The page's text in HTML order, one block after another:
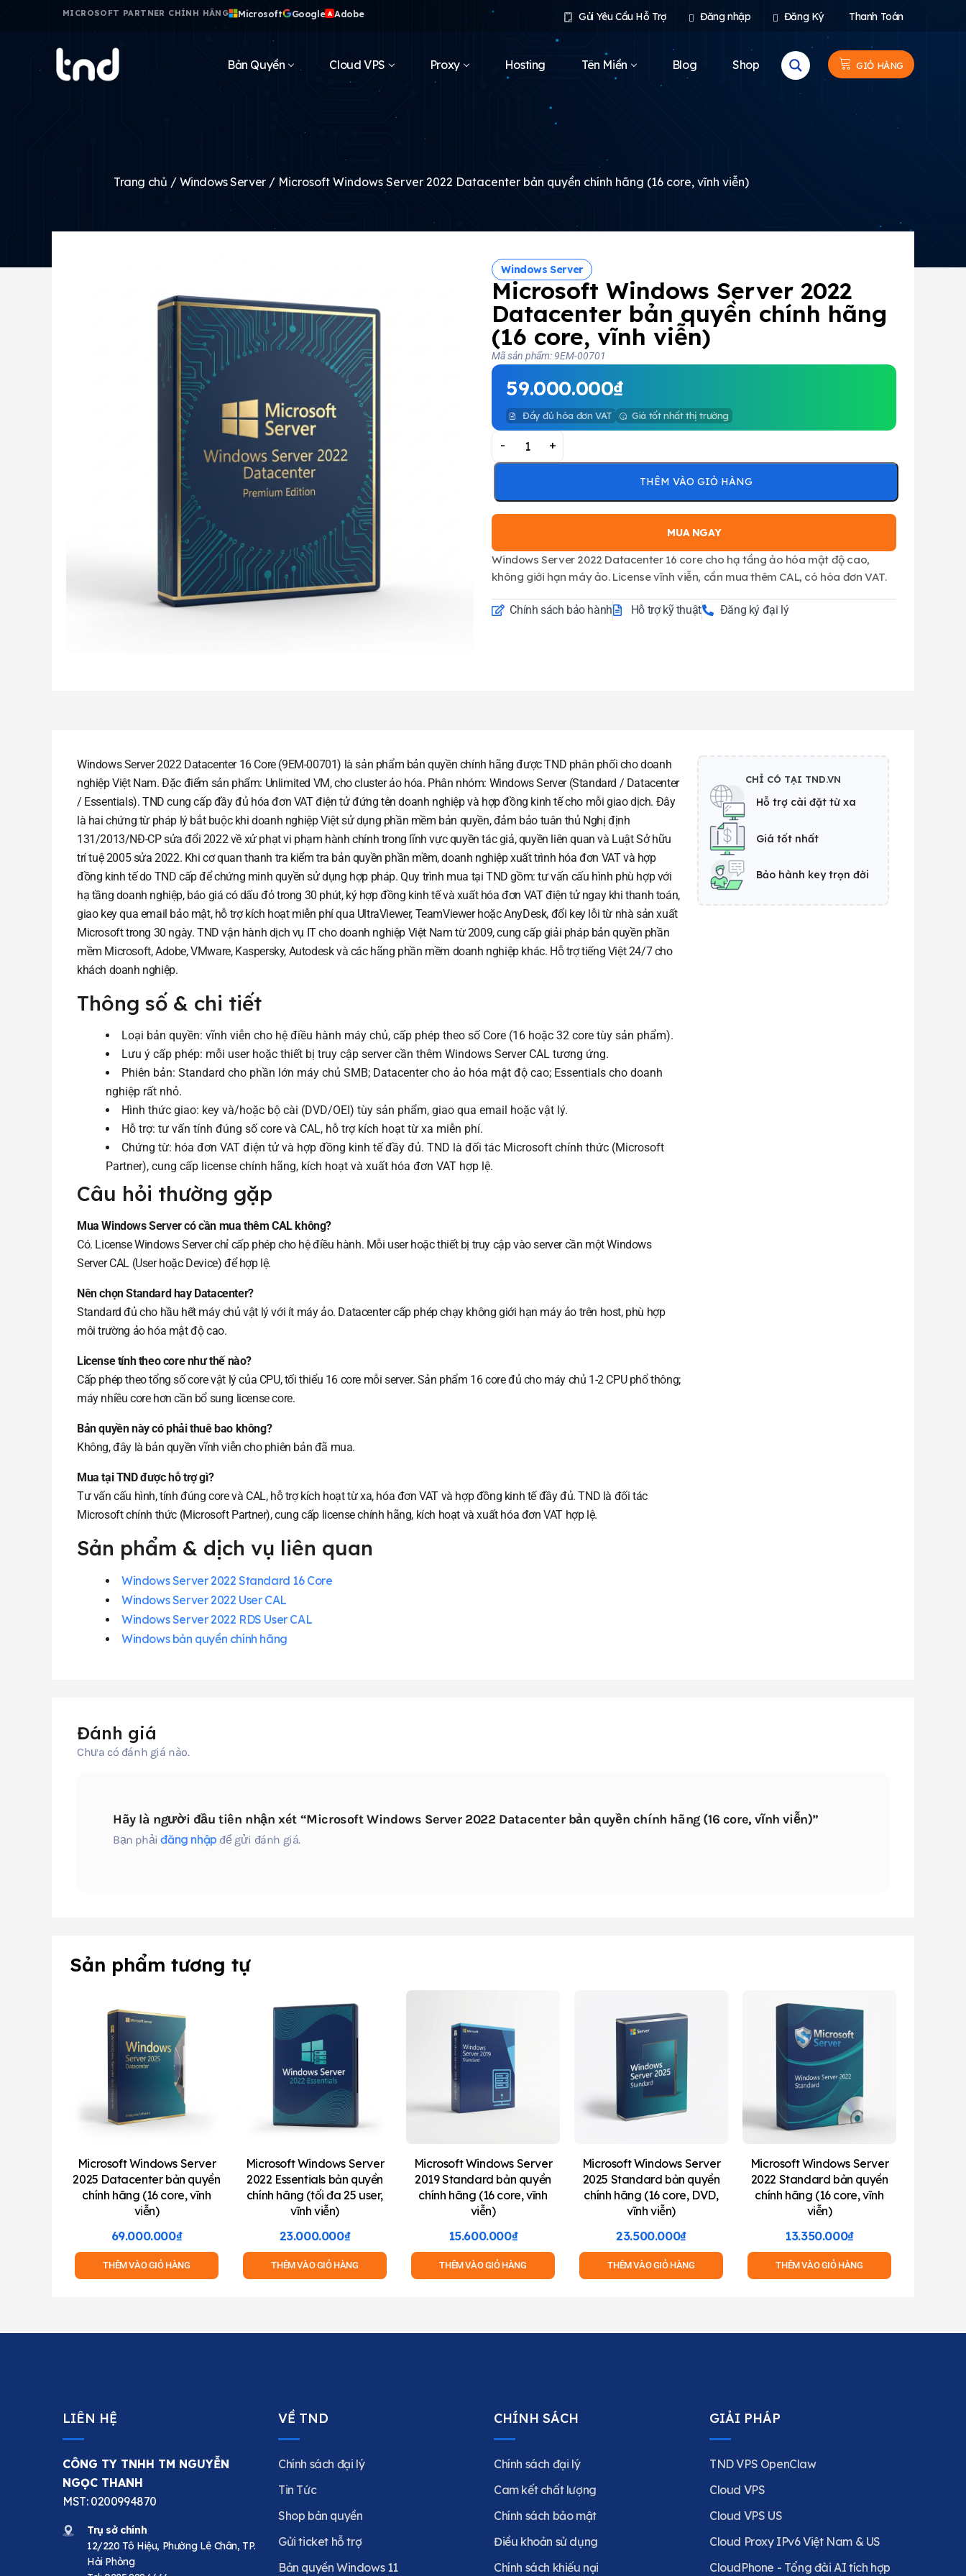
MICROSOFT PARTNER CHÍNH HÃNG Microsoft Google A Adobe Gửi Yêu Cầu Hỗ Trợ Đăng nhập Đăng Ký Thanh Toán
Bản Quyền Cloud VPS Proxy Hosting Tên Miền Blog Shop GIỎ HÀNG
Trang chủ/ Windows Server/ Microsoft Windows Server 2022 Datacenter bản quyền chính hãng (16 core, vĩnh viễn)
Windows Server
Microsoft Windows Server 2022
Datacenter bản quyền chính hãng
(16 core, vĩnh viễn)
Mã sản phẩm: 9EM-00701
59.000.000₫
Đầy đủ hóa đơn VAT Giá tốt nhất thị trường
- +
THÊM VÀO GIỎ HÀNG
MUA NGAY
Windows Server 2022 Datacenter 16 core cho hạ tầng ảo hóa mật độ cao,
không giới hạn máy ảo. License vĩnh viễn, cần mua thêm CAL, có hóa đơn VAT.
Chính sách bảo hành Hỗ trợ kỹ thuật Đăng ký đại lý
Windows Server 2022 Datacenter 16 Core (9EM-00701) là sản phẩm bản quyền chính hãng được TND phân phối cho doanh
nghiệp Việt Nam. Đặc điểm sản phẩm: Unlimited VM, cho cluster ảo hóa. Phân nhóm: Windows Server (Standard / Datacenter
/ Essentials). TND cung cấp đầy đủ hóa đơn VAT điện tử đứng tên doanh nghiệp và hợp đồng kinh tế cho mỗi giao dịch. Đây
là hai chứng từ pháp lý bắt buộc khi doanh nghiệp Việt sử dụng phần mềm bản quyền, đảm bảo tuân thủ Nghị định
131/2013/NĐ-CP sửa đổi 2022 về xử phạt vi phạm hành chính trong lĩnh vực quyền tác giả, quyền liên quan và Luật Sở hữu
trí tuệ 2005 sửa 2022. Khi cơ quan thanh tra kiểm tra bản quyền phần mềm, doanh nghiệp xuất trình hóa đơn VAT và hợp
đồng kinh tế do TND cấp để chứng minh quyền sử dụng hợp pháp. Quy trình mua tại TND gồm: tư vấn cấu hình phù hợp với
hạ tầng doanh nghiệp, báo giá có dấu đỏ trong 30 phút, ký hợp đồng kinh tế và xuất hóa đơn VAT điện tử ngay khi thanh toán,
giao key qua email bảo mật, hỗ trợ kích hoạt miễn phí qua UltraViewer, TeamViewer hoặc AnyDesk, đổi key lỗi từ nhà sản xuất
Microsoft trong 30 ngày. TND vận hành dịch vụ IT cho doanh nghiệp Việt Nam từ 2009, cung cấp giải pháp bản quyền phần
mềm Microsoft, Adobe, VMware, Kaspersky, Autodesk và các hãng phần mềm doanh nghiệp khác. Hỗ trợ tiếng Việt 24/7 cho
khách doanh nghiệp.
Thông số & chi tiết
Loại bản quyền: vĩnh viễn cho hệ điều hành máy chủ, cấp phép theo số Core (16 hoặc 32 core tùy sản phẩm).
Lưu ý cấp phép: mỗi user hoặc thiết bị truy cập server cần thêm Windows Server CAL tương ứng.
Phiên bản: Standard cho phần lớn máy chủ SMB; Datacenter cho ảo hóa mật độ cao; Essentials cho doanh
nghiệp rất nhỏ.
Hình thức giao: key và/hoặc bộ cài (DVD/OEI) tùy sản phẩm, giao qua email hoặc vật lý.
Hỗ trợ: tư vấn tính đúng số core và CAL, hỗ trợ kích hoạt từ xa miễn phí.
Chứng từ: hóa đơn VAT điện tử và hợp đồng kinh tế đầy đủ. TND là đối tác Microsoft chính thức (Microsoft
Partner), cung cấp license chính hãng, kích hoạt và xuất hóa đơn VAT hợp lệ.
Câu hỏi thường gặp
Mua Windows Server có cần mua thêm CAL không?
Có. License Windows Server chỉ cấp phép cho hệ điều hành. Mỗi user hoặc thiết bị truy cập vào server cần một Windows
Server CAL (User hoặc Device) để hợp lệ.
Nên chọn Standard hay Datacenter?
Standard đủ cho hầu hết máy chủ vật lý với ít máy ảo. Datacenter cấp phép chạy không giới hạn máy ảo trên host, phù hợp
môi trường ảo hóa mật độ cao.
License tính theo core như thế nào?
Cấp phép theo tổng số core vật lý của CPU, tối thiểu 16 core mỗi server. Sản phẩm 16 core đủ cho máy chủ 1-2 CPU phổ thông;
máy nhiều core hơn cần bổ sung license core.
Bản quyền này có phải thuê bao không?
Không, đây là bản quyền vĩnh viễn cho phiên bản đã mua.
Mua tại TND được hỗ trợ gì?
Tư vấn cấu hình, tính đúng core và CAL, hỗ trợ kích hoạt từ xa, hóa đơn VAT và hợp đồng kinh tế đầy đủ. TND là đối tác
Microsoft chính thức (Microsoft Partner), cung cấp license chính hãng, kích hoạt và xuất hóa đơn VAT hợp lệ.
Sản phẩm & dịch vụ liên quan
Windows Server 2022 Standard 16 Core
Windows Server 2022 User CAL
Windows Server 2022 RDS User CAL
Windows bản quyền chính hãng
CHỈ CÓ TẠI TND.VN
Hỗ trợ cài đặt từ xa
Giá tốt nhất
Bảo hành key trọn đời
Đánh giá
Chưa có đánh giá nào.
Hãy là người đầu tiên nhận xét “Microsoft Windows Server 2022 Datacenter bản quyền chính hãng (16 core, vĩnh viễn)”
Bạn phảiđăng nhập để gửi đánh giá.
Sản phẩm tương tự
Microsoft Windows Server
2025 Datacenter bản quyền
chính hãng (16 core, vĩnh
viễn)
69.000.000₫
THÊM VÀO GIỎ HÀNG
Microsoft Windows Server
2022 Essentials bản quyền
chính hãng (tối đa 25 user,
vĩnh viễn)
23.000.000₫
THÊM VÀO GIỎ HÀNG
Microsoft Windows Server
2019 Standard bản quyền
chính hãng (16 core, vĩnh
viễn)
15.600.000₫
THÊM VÀO GIỎ HÀNG
Microsoft Windows Server
2025 Standard bản quyền
chính hãng (16 core, DVD,
vĩnh viễn)
23.500.000₫
THÊM VÀO GIỎ HÀNG
Microsoft Windows Server
2022 Standard bản quyền
chính hãng (16 core, vĩnh
viễn)
13.350.000₫
THÊM VÀO GIỎ HÀNG
LIÊN HỆ
CÔNG TY TNHH TM NGUYỄN
NGỌC THANH
MST: 0200994870
Trụ sở chính
12/220 Tô Hiệu, Phường Lê Chân, TP.
Hải Phòng
VỀ TND
Chính sách đại lý
Tin Tức
Shop bản quyền
Gửi ticket hỗ trợ
Bản quyền Windows 11
CHÍNH SÁCH
Chính sách đại lý
Cam kết chất lượng
Chính sách bảo mật
Điều khoản sử dụng
Chính sách khiếu nại
GIẢI PHÁP
TND VPS OpenClaw
Cloud VPS
Cloud VPS US
Cloud Proxy IPv6 Việt Nam & US
CloudPhone - Tổng đài AI tích hợp